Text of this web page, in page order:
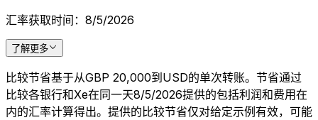
汇率获取时间：8/5/2026
了解更多
比较节省基于从GBP 20,000到USD的单次转账。节省通过
比较各银行和Xe在同一天8/5/2026提供的包括利润和费用在
内的汇率计算得出。提供的比较节省仅对给定示例有效，可能